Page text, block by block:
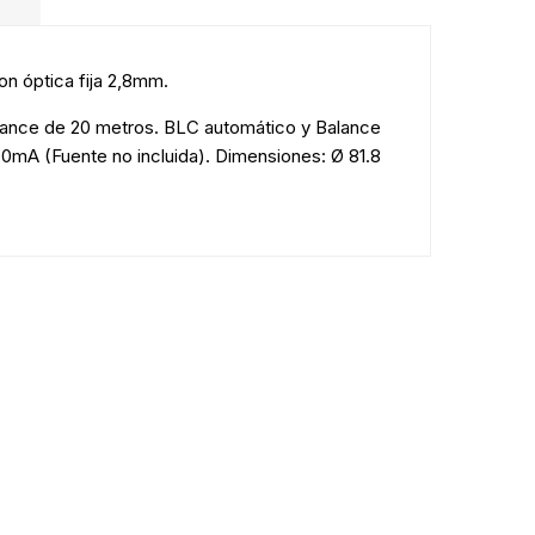
óptica fija 2,8mm.
de 20 metros. BLC automático y Balance
(Fuente no incluida). Dimensiones: Ø 81.8